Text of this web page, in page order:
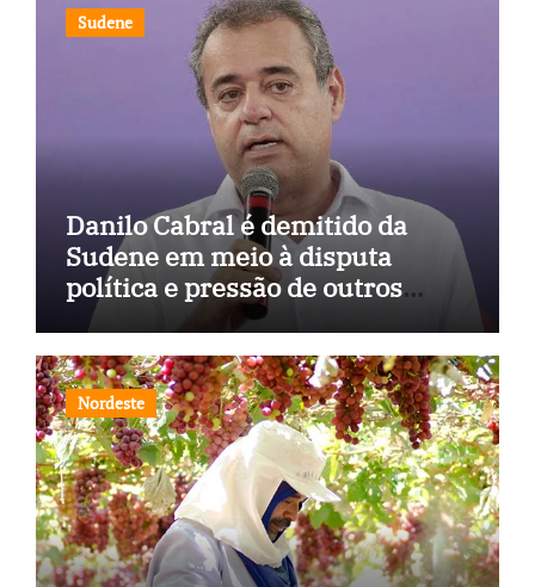
Sudene
Danilo Cabral é demitido da
Sudene em meio à disputa
política e pressão de outros
estados
Nordeste